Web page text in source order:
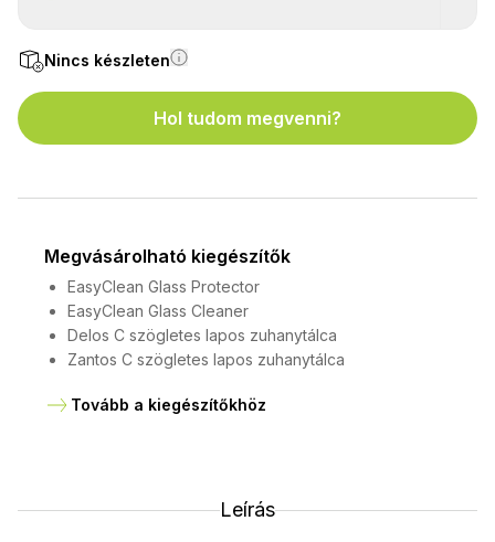
Nincs készleten
Hol tudom megvenni?
Megvásárolható kiegészítők
EasyClean Glass Protector
EasyClean Glass Cleaner
Delos C szögletes lapos zuhanytálca
Zantos C szögletes lapos zuhanytálca
Tovább a kiegészítőkhöz
Leírás